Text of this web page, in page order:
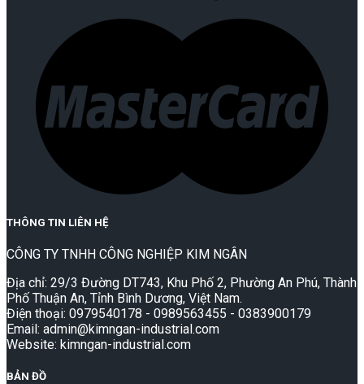
THÔNG TIN LIÊN HỆ
CÔNG TY TNHH CÔNG NGHIỆP KIM NGÂN
Địa chỉ: 29/3 Đường DT743, Khu Phố 2, Phường An Phú, Thành
Phố Thuận An, Tỉnh Bình Dương, Việt Nam.
Điện thoại: 0979540178 - 0989563455 - 0383900179
Email: admin@kimngan-industrial.com
Website: kimngan-industrial.com
BẢN ĐỒ